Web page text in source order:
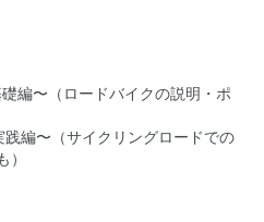
編〜（ロードバイクの説明・ポ
編〜（サイクリングロードでの
）